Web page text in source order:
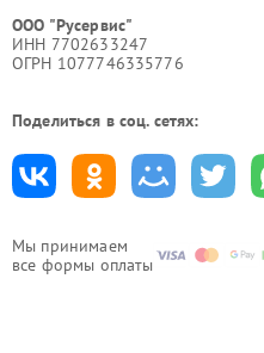
Мы принимаем
все формы оплаты
ООО "Русервис"
ИНН 7702633247
ОГРН 1077746335776
Поделиться в соц. сетях: